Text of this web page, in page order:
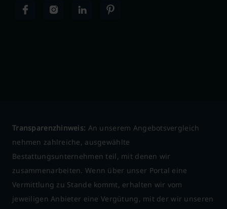
Transparenzhinweis: An unserem Angebotsvergleich
nehmen zahlreiche, ausgewählte
Bestattungsunternehmen teil, mit denen wir
zusammenarbeiten. Wenn über unser Portal eine
Vermittlung zu Stande kommt, erhalten wir vom
jeweiligen Anbieter eine Vergütung, mit der wir unseren